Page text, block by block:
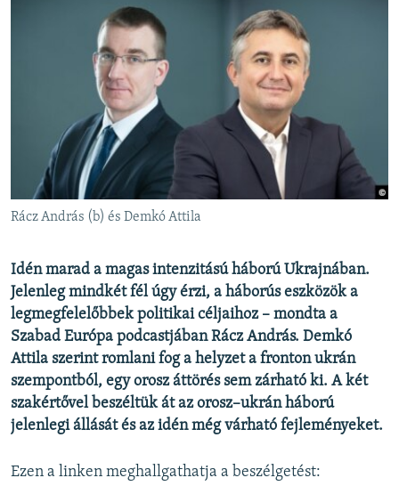
A PÉNZ NYOMÁBAN
EURÓPAI UNIÓ
KLÍMAVÁLTOZÁS
A MÚLT TANULSÁGAI
KÖVESSEN MINKET!
Valamennyi RFE/RL weboldal
Rácz András (b) és Demkó Attila
Idén marad a magas intenzitású háború Ukrajnában.
Jelenleg mindkét fél úgy érzi, a háborús eszközök a
legmegfelelőbbek politikai céljaihoz – mondta a
Szabad Európa podcastjában Rácz András. Demkó
Attila szerint romlani fog a helyzet a fronton ukrán
szempontból, egy orosz áttörés sem zárható ki. A két
szakértővel beszéltük át az orosz–ukrán háború
jelenlegi állását és az idén még várható fejleményeket.
Ezen a linken meghallgathatja a beszélgetést: